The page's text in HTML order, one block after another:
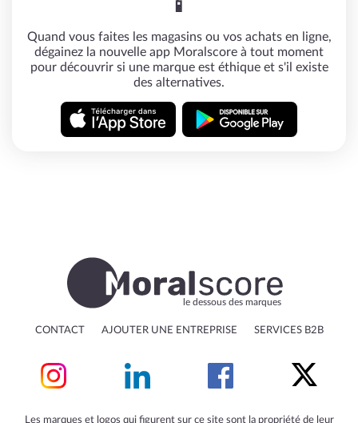
📱
Quand vous faites les magasins ou vos achats en ligne,
dégainez la nouvelle app Moralscore à tout moment
pour découvrir si une marque est éthique et s'il existe
des alternatives.
le dessous des marques
CONTACT AJOUTER UNE ENTREPRISE SERVICES B2B
Les marques et logos qui figurent sur ce site sont la propriété de leur